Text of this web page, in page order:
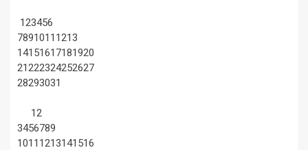
123456
7891011 1213
14151617181920
21222324252627
28293031
12
3456789
1011 1213141516